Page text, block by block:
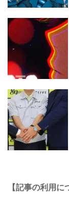
【記事の利用に